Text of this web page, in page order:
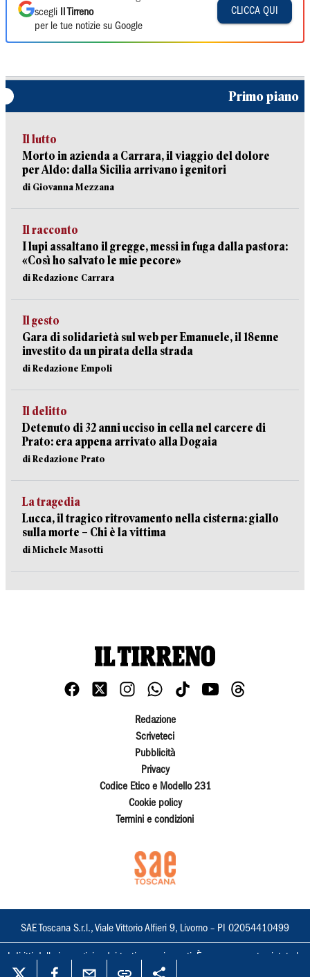
scegli
Il Tirreno
per le tue notizie su Google
CLICCA QUI
Primo piano
Il lutto
Morto in azienda a Carrara, il viaggio del dolore
per Aldo: dalla Sicilia arrivano i genitori
di Giovanna Mezzana
Il racconto
I lupi assaltano il gregge, messi in fuga dalla pastora:
«Così ho salvato le mie pecore»
di Redazione Carrara
Il gesto
Gara di solidarietà sul web per Emanuele, il 18enne
investito da un pirata della strada
di Redazione Empoli
Il delitto
Detenuto di 32 anni ucciso in cella nel carcere di
Prato: era appena arrivato alla Dogaia
di Redazione Prato
La tragedia
Lucca, il tragico ritrovamento nella cisterna: giallo
sulla morte – Chi è la vittima
di Michele Masotti
Redazione
Scriveteci
Pubblicità
Privacy
Codice Etico e Modello 231
Cookie policy
Termini e condizioni
SAE Toscana S.r.l., Viale Vittorio Alfieri 9, Livorno – PI 02054410499
I diritti delle immagini e dei testi sono riservati. È espressamente vietata la
loro riproduzione con qualsiasi mezzo e l'adattamento totale o parziale.